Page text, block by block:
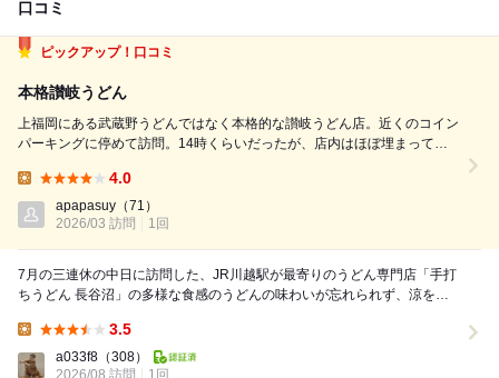
口コミ
ピックアップ！口コミ
本格讃岐うどん
上福岡にある武蔵野うどんではなく本格的な讃岐うどん店。近くのコイン
パーキングに停めて訪問。14時くらいだったが、店内はほぼ埋まって
玉ずつオーダー。 まずは温かいわかめうどんから。出汁はいりこで、ま
さに本場で食べた讃岐うどんの感じ...
4.0
apapasuy （71）
2026/03 訪問
1回
7月の三連休の中日に訪問した、JR川越駅が最寄りのうどん専門店「手打
ちうどん 長谷沼」の多様な食感のうどんの味わいが忘れられず、涼を兼
3.5
a033f8 （308）